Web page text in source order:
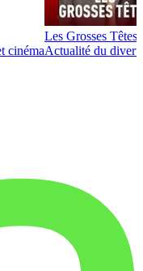
cinéma
Les Grosses Têtes
Actualité du